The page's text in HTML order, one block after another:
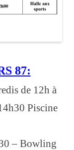
87:
de 12h à
Piscine
– Bowling